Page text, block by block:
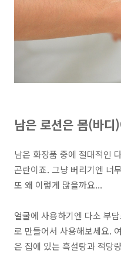
남은 로션은 몸(바디
남은 화장품 중에 절대적인
곤란이죠. 그냥 버리기엔 너
또 왜 이렇게 많을까요...
얼굴에 사용하기엔 다소 부
로 만들어서 사용해보세요.
은 집에 있는 흑설탕과 적당